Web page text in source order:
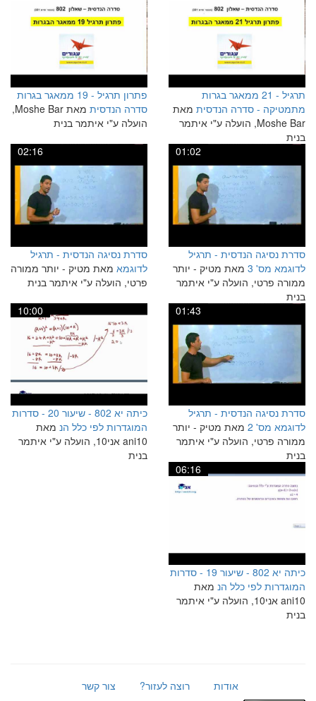
תרגיל - 21 ממאגר בגרות
מתמטיקה - סדרה הנדסית מאת
Moshe Bar, הועלה ע"י איתמר
בנית
פתרון תרגיל - 19 ממאגר בגרות
סדרה הנדסית
מאת Moshe Bar,
הועלה ע"י איתמר בנית
01:02
סדרת נסיגה הנדסית - תרגיל
לדוגמא מס' 3
מאת מטיק - יותר
ממורה פרטי, הועלה ע"י איתמר
בנית
02:16
סדרת נסיגה הנדסית - תרגיל
לדוגמא מאת מטיק - יותר ממורה
פרטי, הועלה ע"י איתמר בנית
01:43
סדרת נסיגה הנדסית - תרגיל
לדוגמא מס' 2
מאת מטיק - יותר
ממורה פרטי, הועלה ע"י איתמר
בנית
10:00
כיתה יא 802 - שיעור 20 - סדרות
המוגדרות לפי כלל הנ מאת
ani10 אני10, הועלה ע"י איתמר
בנית
06:16
כיתה יא 802 - שיעור 19 - סדרות
המוגדרות לפי כלל הנ מאת
ani10 אני10, הועלה ע"י איתמר
בנית
אודות רוצה לעזור? צור קשר